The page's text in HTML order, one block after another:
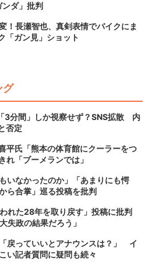
ダ」批判
！長瀬智也、真剣表情でバイクにま
「ガン見」ショット
グ
3分間」しか視察せず？SNS拡散 内
否定
平氏「熊本の体育館にクーラーをつ
れ「ブーメランでは」
いなかったのか」「あまりにも愕
ら合掌」巡る投稿を批判
れた28年を取り戻す」投稿に批判
失政の結果だろう」
「戻っていいとアナウンスは？」 イ
い記者質問に疑問も続々